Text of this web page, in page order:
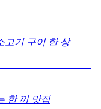
고기 구이 한 상
한 끼 맛집